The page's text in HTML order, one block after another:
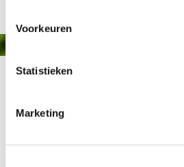
Voorkeuren
Statistieken
Marketing